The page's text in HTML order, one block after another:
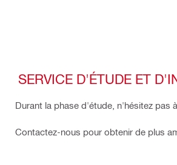
SERVICE D'ÉTUDE ET
Durant la phase d'étude, n'hésitez pas
Contactez-nous pour obtenir de plus